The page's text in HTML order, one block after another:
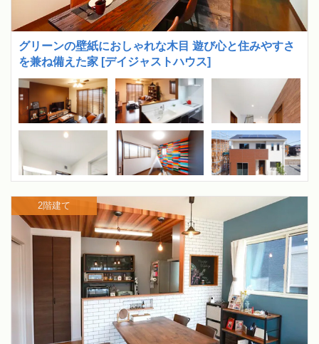
グリーンの壁紙におしゃれな木目 遊び心と住みやすさ
を兼ね備えた家 [デイジャストハウス]
2階建て